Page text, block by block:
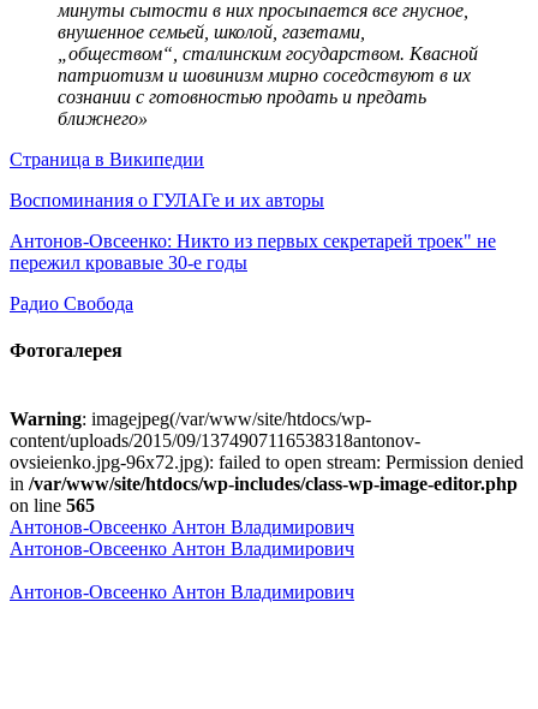
минуты сытости в них просыпается все гнусное,
внушенное семьей, школой, газетами,
„обществом“, сталинским государством. Квасной
патриотизм и шовинизм мирно соседствуют в их
сознании с готовностью продать и предать
ближнего»
Страница в Википедии
Воспоминания о ГУЛАГе и их авторы
Антонов-Овсеенко: Никто из первых секретарей троек" не
пережил кровавые 30-е годы
Радио Свобода
Фотогалерея
Warning: imagejpeg(/var/www/site/htdocs/wp-
content/uploads/2015/09/1374907116538318antonov-
ovsieienko.jpg-96x72.jpg): failed to open stream: Permission denied
in /var/www/site/htdocs/wp-includes/class-wp-image-editor.php
on line 565
Антонов-Овсеенко Антон Владимирович
Антонов-Овсеенко Антон Владимирович
Антонов-Овсеенко Антон Владимирович